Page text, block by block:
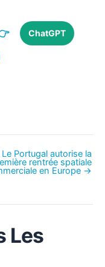
ChatGPT
Le Portugal autorise la
rentrée spatiale
en Europe →
Les